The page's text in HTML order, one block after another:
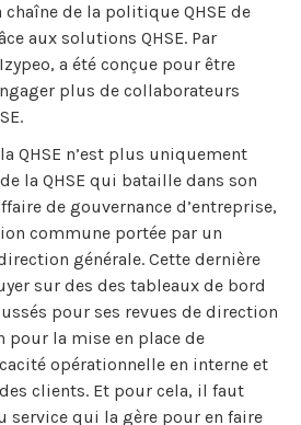
de la politique QHSE de
aux solutions QHSE. Par
a été conçue pour être
plus de collaborateurs
QHSE n’est plus uniquement
la QHSE qui bataille dans son
de gouvernance d’entreprise,
commune portée par un
générale. Cette dernière
sur des des tableaux de bord
pour ses revues de direction
pour la mise en place de
opérationnelle en interne et
clients. Et pour cela, il faut
service qui la gère pour en faire